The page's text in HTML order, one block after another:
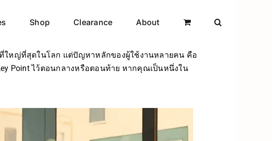
Shop Clearance About
ใหญ่ที่สุดในโลก แต่ปัญหาหลักของผู้ใช้งานหลายคน คือ
Point ไว้ตอนกลางหรือตอนท้าย หากคุณเป็นหนึ่งใน